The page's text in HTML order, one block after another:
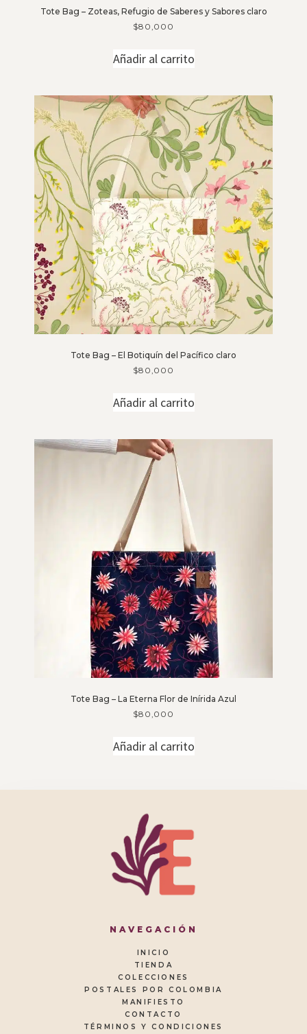
Tote Bag – Zoteas, Refugio de Saberes y Sabores claro
$80,000
Añadir al carrito
Tote Bag – El Botiquín del Pacífico claro
$80,000
Añadir al carrito
Tote Bag – La Eterna Flor de Inírida Azul
$80,000
Añadir al carrito
NAVEGACIÓN
INICIO
TIENDA
COLECCIONES
POSTALES POR COLOMBIA
MANIFIESTO
CONTACTO
TÉRMINOS Y CONDICIONES